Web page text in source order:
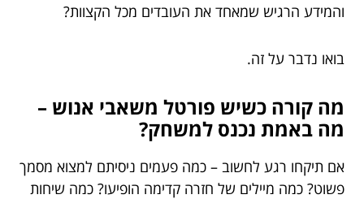
והמידע הרגיש שמאחד את העובדים מכל הקצוות?
בואו נדבר על זה.
מה קורה כשיש פורטל משאבי אנוש –
מה באמת נכנס למשחק?
אם תיקחו רגע לחשוב – כמה פעמים ניסיתם למצוא מסמך
פשוט? כמה מיילים של חזרה קדימה הופיעו? כמה שיחות